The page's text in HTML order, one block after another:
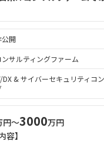
開
ンサルティングファーム
DX & サイバーセキュリティコ
円〜3000万円
容】